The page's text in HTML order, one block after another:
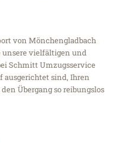
von Mönchengladbach
unsere vielfältigen und
Schmitt Umzugsservice
ausgerichtet sind, Ihren
Übergang so reibungslos